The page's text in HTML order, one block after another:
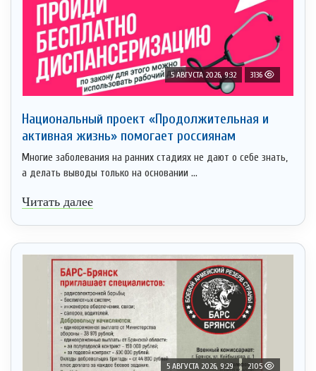
5 АВГУСТА 2026, 9:32 3136
Национальный проект «Продолжительная и
активная жизнь» помогает россиянам
Многие заболевания на ранних стадиях не дают о себе знать,
а делать выводы только на основании ...
Читать далее
5 АВГУСТА 2026, 9:29 2105